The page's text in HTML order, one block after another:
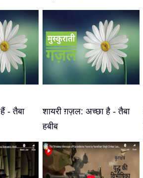
- तैबा
शायरी ग़ज़ल: अच्छा है - तैबा
हबीब